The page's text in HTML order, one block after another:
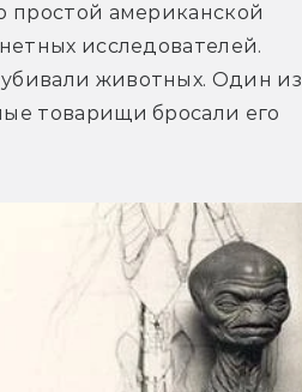
простой американской
исследователей.
животных. Один из
товарищи бросали его